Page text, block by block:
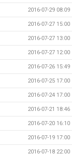
2016-07-29 08:09
2016-07-27 15:00
2016-07-27 13:00
2016-07-27 12:00
2016-07-26 15:49
2016-07-25 17:00
2016-07-24 17:00
2016-07-21 18:46
2016-07-20 16:10
2016-07-19 17:00
2016-07-18 22:00